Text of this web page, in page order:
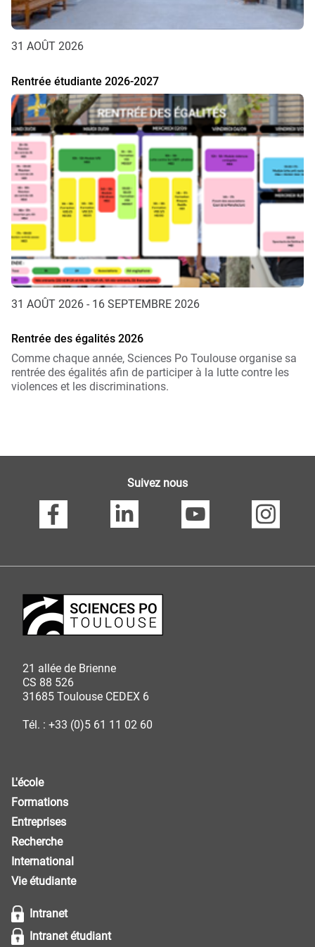
31 AOÛT 2026
Rentrée étudiante 2026-2027
31 AOÛT 2026 - 16 SEPTEMBRE 2026
Rentrée des égalités 2026
Comme chaque année, Sciences Po Toulouse organise sa
rentrée des égalités afin de participer à la lutte contre les
violences et les discriminations.
Suivez nous
21 allée de Brienne
CS 88 526
31685 Toulouse CEDEX 6
Tél. : +33 (0)5 61 11 02 60
L'école
Formations
Entreprises
Recherche
International
Vie étudiante
Intranet
Intranet étudiant